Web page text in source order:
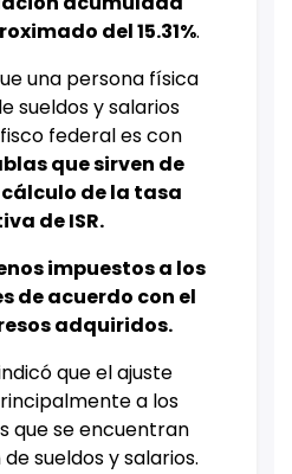
del 15.31%.
una persona física
sueldos y salarios
federal es con
que sirven de
de la tasa
de ISR.
impuestos a los
de acuerdo con el
adquiridos.
que el ajuste
a los
que se encuentran
sueldos y salarios.